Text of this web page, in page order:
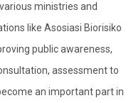
ministries and
like Asosiasi Biorisiko
public awareness,
assessment to
an important part in